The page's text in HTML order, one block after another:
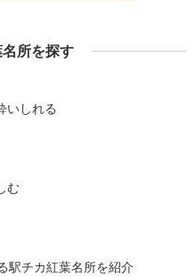
所を探す
いしれる
む
駅チカ紅葉名所を紹介